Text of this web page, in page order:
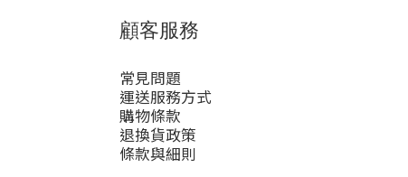
顧客服務
常見問題
運送服務方式
購物條款
退換貨政策
條款與細則